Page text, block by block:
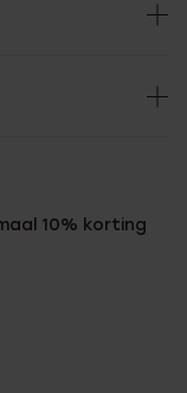
10% korting